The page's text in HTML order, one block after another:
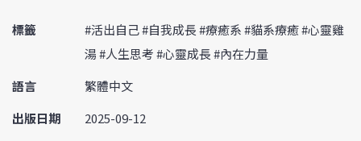
標籤
#活出自己 #自我成長 #療癒系 #貓系療癒 #心靈雞
湯 #人生思考 #心靈成長 #內在力量
語言
繁體中文
出版日期
2025-09-12